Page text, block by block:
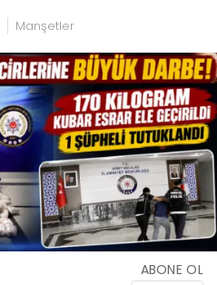
Manşetler
ABONE OL